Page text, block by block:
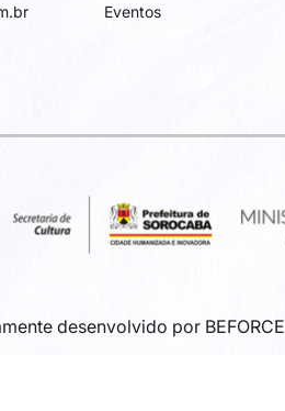
Eventos
desenvolvido por BEFORCE